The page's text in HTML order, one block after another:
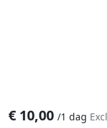
€ 10,00 /1 dag